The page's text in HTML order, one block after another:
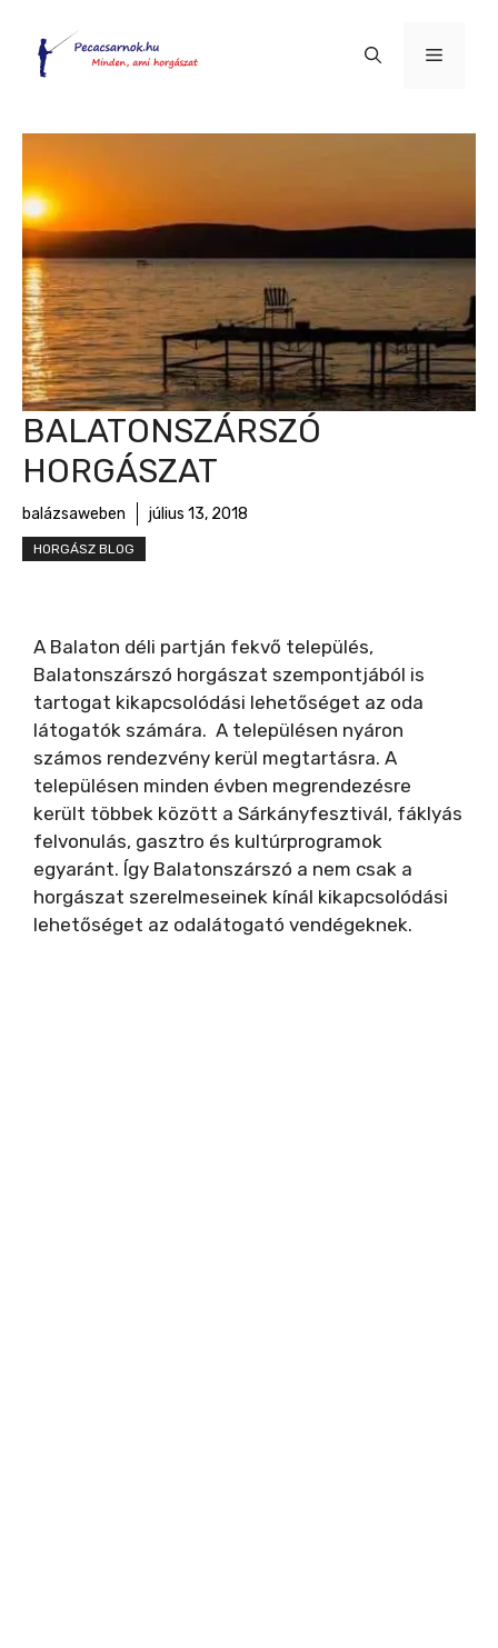
tartalomba
Menü
BALATONSZÁRSZÓ
HORGÁSZAT
balázsaweben július 13, 2018
HORGÁSZ BLOG
A Balaton déli partján fekvő település,
Balatonszárszó horgászat szempontjából is
tartogat kikapcsolódási lehetőséget az oda
látogatók számára. A településen nyáron
számos rendezvény kerül megtartásra. A
településen minden évben megrendezésre
került többek között a Sárkányfesztivál, fáklyás
felvonulás, gasztro és kultúrprogramok
egyaránt. Így Balatonszárszó a nem csak a
horgászat szerelmeseinek kínál kikapcsolódási
lehetőséget az odalátogató vendégeknek.